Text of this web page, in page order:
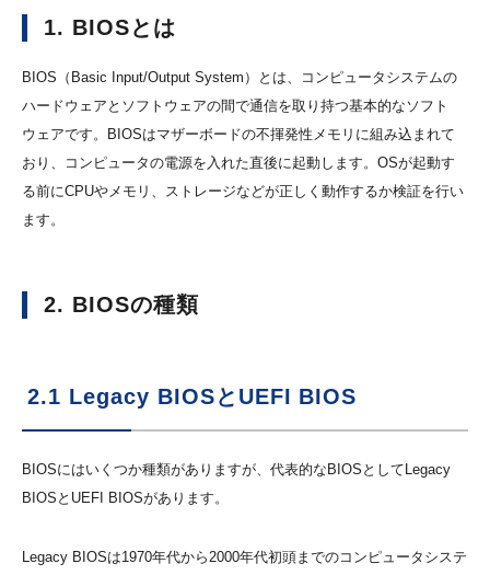
1. BIOSとは
BIOS（Basic Input/Output System）とは、コンピュータシステムの
ハードウェアとソフトウェアの間で通信を取り持つ基本的なソフト
ウェアです。BIOSはマザーボードの不揮発性メモリに組み込まれて
おり、コンピュータの電源を入れた直後に起動します。OSが起動す
る前にCPUやメモリ、ストレージなどが正しく動作するか検証を行い
ます。
2. BIOSの種類
2.1 Legacy BIOSとUEFI BIOS
BIOSにはいくつか種類がありますが、代表的なBIOSとしてLegacy
BIOSとUEFI BIOSがあります。
Legacy BIOSは1970年代から2000年代初頭までのコンピュータシステ